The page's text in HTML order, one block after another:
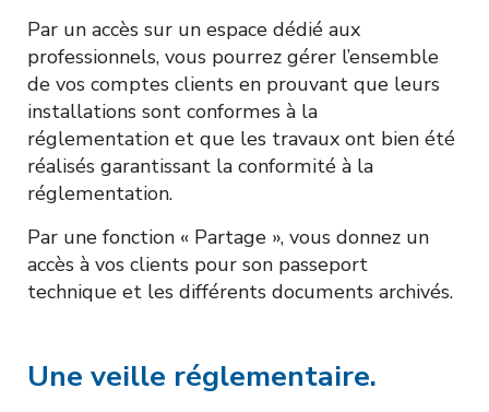
Par un accès sur un espace dédié aux
professionnels, vous pourrez gérer l’ensemble
de vos comptes clients en prouvant que leurs
installations sont conformes à la
réglementation et que les travaux ont bien été
réalisés garantissant la conformité à la
réglementation.
Par une fonction « Partage », vous donnez un
accès à vos clients pour son passeport
technique et les différents documents archivés.
Une veille réglementaire.